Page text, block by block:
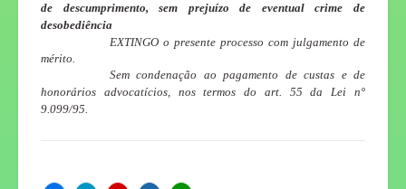
de descumprimento, sem prejuízo de eventual crime de
desobediência
EXTINGO o presente processo com julgamento de
mérito.
Sem condenação ao pagamento de custas e de
honorários advocatícios, nos termos do art. 55 da Lei n°
9.099/95.